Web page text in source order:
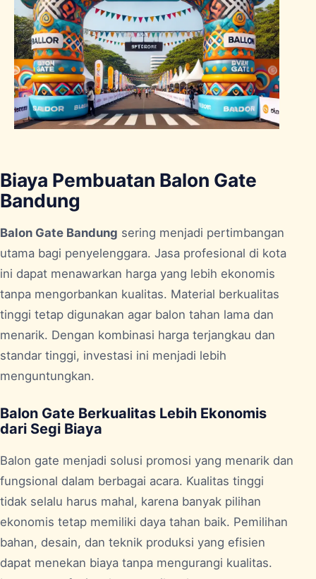
Biaya Pembuatan Balon Gate
Bandung
Balon Gate Bandung sering menjadi pertimbangan
utama bagi penyelenggara. Jasa profesional di kota
ini dapat menawarkan harga yang lebih ekonomis
tanpa mengorbankan kualitas. Material berkualitas
tinggi tetap digunakan agar balon tahan lama dan
menarik. Dengan kombinasi harga terjangkau dan
standar tinggi, investasi ini menjadi lebih
menguntungkan.
Balon Gate Berkualitas Lebih Ekonomis
dari Segi Biaya
Balon gate menjadi solusi promosi yang menarik dan
fungsional dalam berbagai acara. Kualitas tinggi
tidak selalu harus mahal, karena banyak pilihan
ekonomis tetap memiliki daya tahan baik. Pemilihan
bahan, desain, dan teknik produksi yang efisien
dapat menekan biaya tanpa mengurangi kualitas.